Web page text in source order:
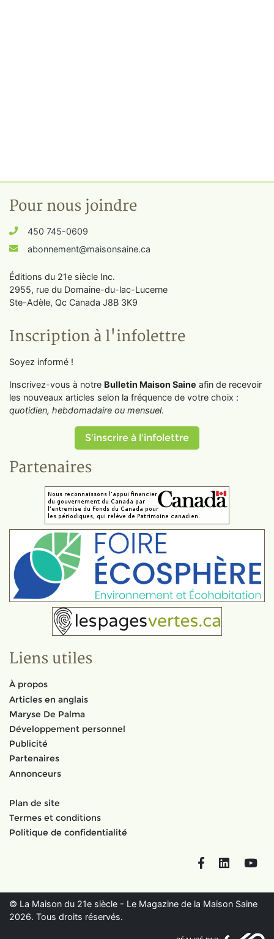
Pour nous joindre
450 745-0609
abonnement@maisonsaine.ca
Éditions du 21e siècle Inc.
2955, rue du Domaine-du-lac-Lucerne
Ste-Adèle, Qc Canada J8B 3K9
Inscription à l'infolettre
Soyez informé !
Inscrivez-vous à notre Bulletin Maison Saine afin de recevoir
les nouveaux articles selon la fréquence de votre choix :
quotidien, hebdomadaire ou mensuel.
S'inscrire à l'infolettre
Partenaires
Liens utiles
À propos
Articles en anglais
Maryse De Palma
Développement personnel
Publicité
Partenaires
Annonceurs
Plan de site
Termes et conditions
Politique de confidentialité
FacebookLinkedIn
© La Maison du 21e siècle - Le Magazine de la Maison Saine
2026. Tous droits réservés.